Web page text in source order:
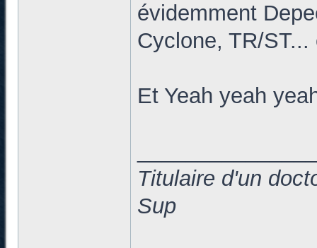
évidemment
Cyclone, TR/
Et Yeah yeah
Titulaire d'un
Sup